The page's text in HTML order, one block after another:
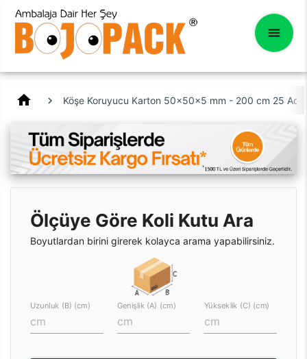
home Köşe Koruyucu Karton 50x50x5 mm - 200 cm 25
Ölçüye Göre Koli Kutu Ara
Boyutlardan birini girerek kolayca arama yapabilirsiniz.
Uzunluk (B) (cm) Genişlik (A) (cm) Yükseklik (C) (cm)